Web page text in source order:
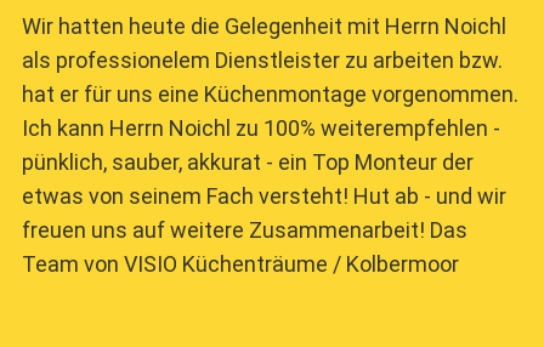
Wir hatten heute die Gelegenheit mit Herrn Noichl
als professionelem Dienstleister zu arbeiten bzw.
hat er für uns eine Küchenmontage vorgenommen.
Ich kann Herrn Noichl zu 100% weiterempfehlen -
pünklich, sauber, akkurat - ein Top Monteur der
etwas von seinem Fach versteht! Hut ab - und wir
freuen uns auf weitere Zusammenarbeit! Das
Team von VISIO Küchenträume / Kolbermoor